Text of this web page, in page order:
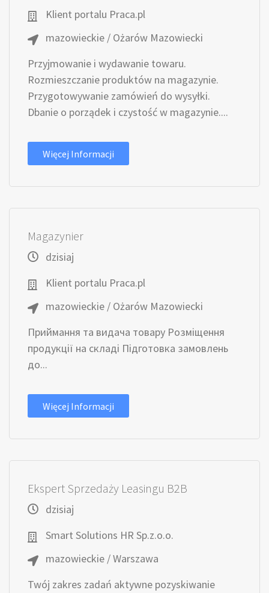
Klient portalu Praca.pl
mazowieckie / Ożarów Mazowiecki
Przyjmowanie i wydawanie towaru.
Rozmieszczanie produktów na magazynie.
Przygotowywanie zamówień do wysyłki.
Dbanie o porządek i czystość w magazynie....
Więcej Informacji
Magazynier
dzisiaj
Klient portalu Praca.pl
mazowieckie / Ożarów Mazowiecki
Приймання та видача товару Розміщення
продукції на складі Підготовка замовлень
до...
Więcej Informacji
Ekspert Sprzedaży Leasingu B2B
dzisiaj
Smart Solutions HR Sp.z.o.o.
mazowieckie / Warszawa
Twój zakres zadań aktywne pozyskiwanie